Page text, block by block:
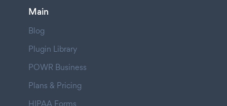
Main
Blog
Plugin Library
POWR Business
Plans & Pricing
HIPAA Forms